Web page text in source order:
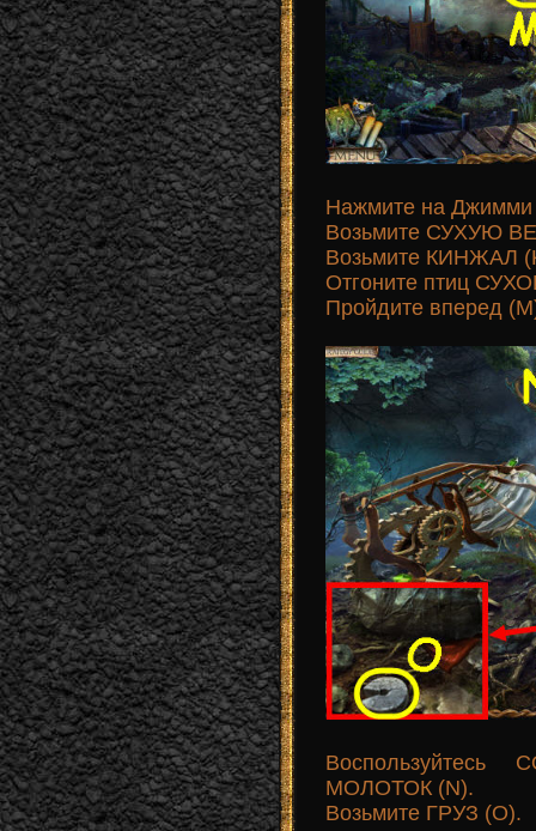
Нажмите на Джимми
Возьмите СУХУЮ
Возьмите КИНЖАЛ
Отгоните птиц
Пройдите вперед
МОЛОТОК (N).
Возьмите ГРУЗ (O).